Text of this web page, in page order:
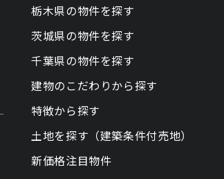
栃木県の物件を探す
茨城県の物件を探す
千葉県の物件を探す
建物のこだわりから探す
特徴から探す
土地を探す（建築条件付売地）
新価格注目物件